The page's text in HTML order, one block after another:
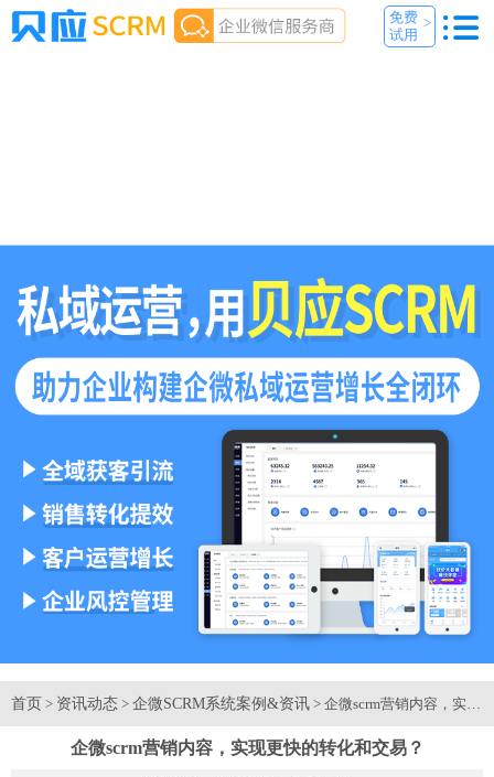
免费
试用
>
首页 > 资讯动态 > 企微SCRM系统案例&资讯 > 企微scrm营销内容，实现
企微scrm营销内容，实现更快的转化和交易？